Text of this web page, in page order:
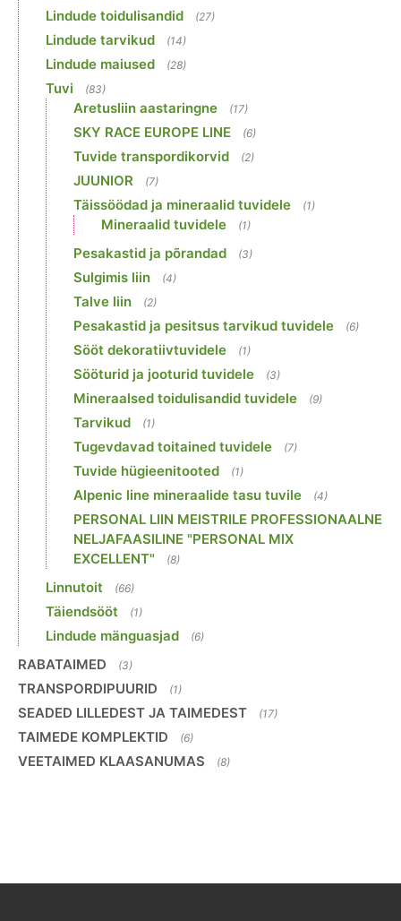
Lindude toidulisandid (27)
Lindude tarvikud (14)
Lindude maiused (28)
Tuvi (83)
Aretusliin aastaringne (17)
SKY RACE EUROPE LINE (6)
Tuvide transpordikorvid (2)
JUUNIOR (7)
Täissöödad ja mineraalid tuvidele (1)
Mineraalid tuvidele (1)
Pesakastid ja põrandad (3)
Sulgimis liin (4)
Talve liin (2)
Pesakastid ja pesitsus tarvikud tuvidele (6)
Sööt dekoratiivtuvidele (1)
Sööturid ja jooturid tuvidele (3)
Mineraalsed toidulisandid tuvidele (9)
Tarvikud (1)
Tugevdavad toitained tuvidele (7)
Tuvide hügieenitooted (1)
Alpenic line mineraalide tasu tuvile (4)
PERSONAL LIIN MEISTRILE PROFESSIONAALNE
NELJAFAASILINE "PERSONAL MIX
EXCELLENT"
(8)
Linnutoit (66)
Täiendsööt (1)
Lindude mänguasjad (6)
RABATAIMED (3)
TRANSPORDIPUURID (1)
SEADED LILLEDEST JA TAIMEDEST (17)
TAIMEDE KOMPLEKTID (6)
VEETAIMED KLAASANUMAS (8)